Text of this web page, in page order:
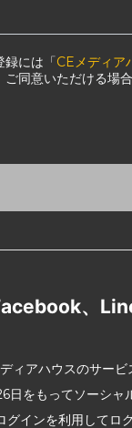
録には「CEメディア
ご同意いただける場
、
ィアハウスのサービ
日をもってソーシャ
グインを利用してロ